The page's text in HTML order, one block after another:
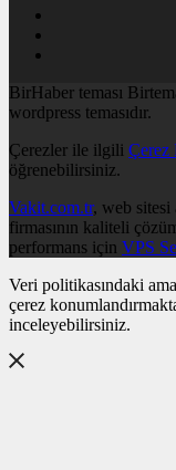
BirHaber teması
wordpress temasıdır.
Çerezler ile ilgili Çerez
öğrenebilirsiniz.
Vakit.com.tr, web sitesi
firmasının kaliteli
performans için VPS
Veri politikasındaki
çerez
inceleyebilirsiniz.